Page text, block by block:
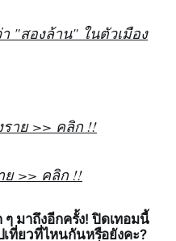
"สองล้าน" ในตัวเมือง
ราย >> คลิก !!
ย >> คลิก !!
มาถึงอีกครั้ง! ปิดเทอมนี้
ยวที่ไหนกันหรือยังคะ?